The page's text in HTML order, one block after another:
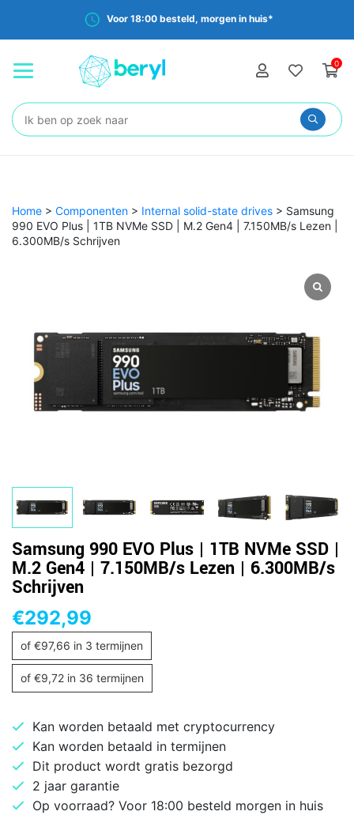
Voor 18:00 besteld, morgen in huis*
0
Zoeken:
Home > Componenten > Internal solid-state drives > Samsung
990 EVO Plus | 1TB NVMe SSD | M.2 Gen4 | 7.150MB/s Lezen |
6.300MB/s Schrijven
Samsung 990 EVO Plus | 1TB NVMe SSD |
M.2 Gen4 | 7.150MB/s Lezen | 6.300MB/s
Schrijven
€292,99
of €97,66 in 3 termijnen
of €9,72 in 36 termijnen
Kan worden betaald met cryptocurrency
Kan worden betaald in termijnen
Dit product wordt gratis bezorgd
2 jaar garantie
Op voorraad? Voor 18:00 besteld morgen in huis